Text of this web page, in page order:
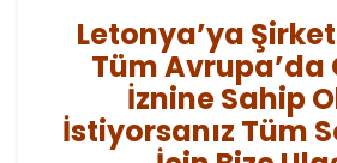
Letonya’ya
Tüm Avrupa’da
İznine Sahip
İstiyorsanız Tüm